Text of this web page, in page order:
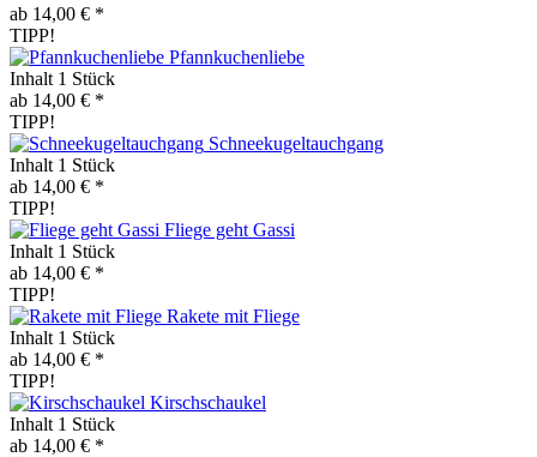
ab 14,00 € *
TIPP!
Pfannkuchenliebe
Inhalt 1 Stück
ab 14,00 € *
TIPP!
Schneekugeltauchgang
Inhalt 1 Stück
ab 14,00 € *
TIPP!
Fliege geht Gassi
Inhalt 1 Stück
ab 14,00 € *
TIPP!
Rakete mit Fliege
Inhalt 1 Stück
ab 14,00 € *
TIPP!
Kirschschaukel
Inhalt 1 Stück
ab 14,00 € *